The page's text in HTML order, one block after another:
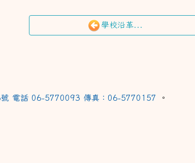
學校沿革...
號 電話 06-5770093 傳真：06-5770157
。